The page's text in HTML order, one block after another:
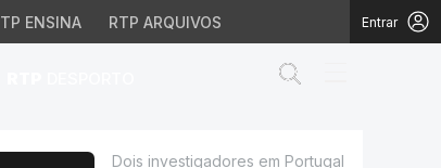
ENSINA RTP ARQUIVOS Entrar
para bolsas
Dois investigadores em Portugal